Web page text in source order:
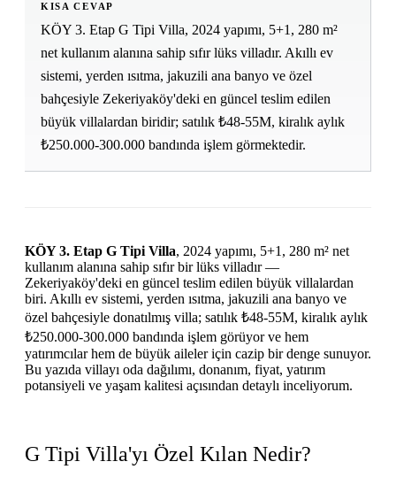
KISA CEVAP
KÖY 3. Etap G Tipi Villa, 2024 yapımı, 5+1, 280 m²
net kullanım alanına sahip sıfır lüks villadır. Akıllı ev
sistemi, yerden ısıtma, jakuzili ana banyo ve özel
bahçesiyle Zekeriyaköy'deki en güncel teslim edilen
büyük villalardan biridir; satılık ₺48-55M, kiralık aylık
₺250.000-300.000 bandında işlem görmektedir.
KÖY 3. Etap G Tipi Villa, 2024 yapımı, 5+1, 280 m² net
kullanım alanına sahip sıfır bir lüks villadır —
Zekeriyaköy'deki en güncel teslim edilen büyük villalardan
biri. Akıllı ev sistemi, yerden ısıtma, jakuzili ana banyo ve
özel bahçesiyle donatılmış villa; satılık ₺48-55M, kiralık aylık
₺250.000-300.000 bandında işlem görüyor ve hem
yatırımcılar hem de büyük aileler için cazip bir denge sunuyor.
Bu yazıda villayı oda dağılımı, donanım, fiyat, yatırım
potansiyeli ve yaşam kalitesi açısından detaylı inceliyorum.
G Tipi Villa'yı Özel Kılan Nedir?